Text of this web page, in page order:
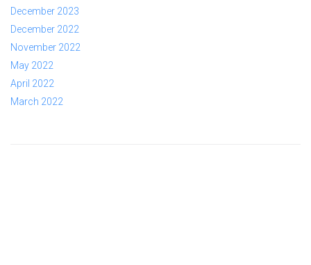
December 2023
December 2022
November 2022
May 2022
April 2022
March 2022